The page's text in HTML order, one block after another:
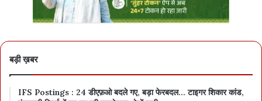
बड़ी ख़बर
IFS Postings : 24 डीएफ़ओ बदले गए, बड़ा फेरबदल… टाइगर शिकार कांड,